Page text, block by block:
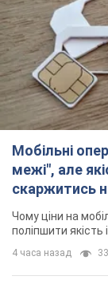
Мобільні
межі", але
скаржитись
Чому ціни на
поліпшити якість
4 часа назад